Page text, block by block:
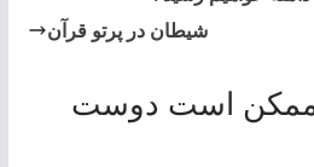
شیطان در پرتو قرآن
ممکن است دوست